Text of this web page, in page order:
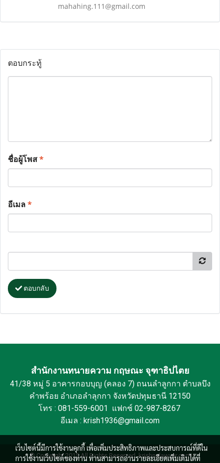
mahahing.111@gmail.com
ตอบกระทู้
ชื่อผู้โพส*
อีเมล*
ตอบกลับ
สำนักงานทนายความ กฤษณะ จุฑาธิปไตย
41/38 หมู่ 5 อาคารกอบบุญ (คลอง 7) ถนนลำลูกกา ตำบลบึง
คำพร้อย อำเภอลำลุกกา จังหวัดปทุมธานี 12150
โทร : 081-559-6001 แฟกซ์ 02-987-8267
อีเมล : krish1936@gmail.com
© Copyright 2015 All Rights Reserved. krishnalawyer.com
เว็บไซต์นี้มีการใช้งานคุกกี้ เพื่อเพิ่มประสิทธิภาพและประสบการณ์ที่ดีใน
การใช้งานเว็บไซต์ของท่าน ท่านสามารถอ่านรายละเอียดเพิ่มเติมได้ที่